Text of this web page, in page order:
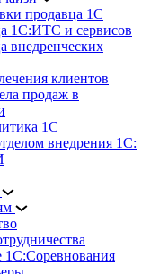
продавца 1С
1С:ИТС и сервисов
внедренческих
клиентов
продаж в
1С
внедрения 1С:
1С:Соревнования